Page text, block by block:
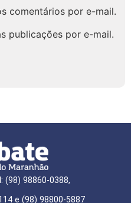
comentários por e-mail.
publicações por e-mail.
98860-0388,
e (98) 98800-5887